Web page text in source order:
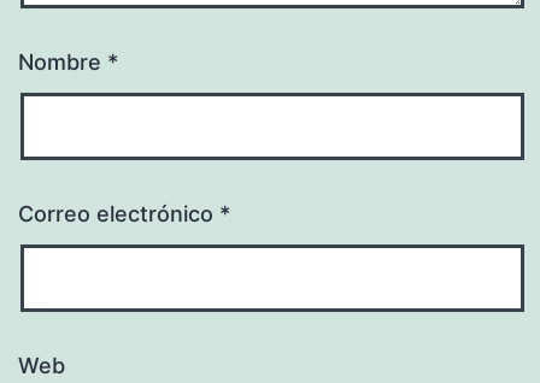
Nombre *
Correo electrónico *
Web